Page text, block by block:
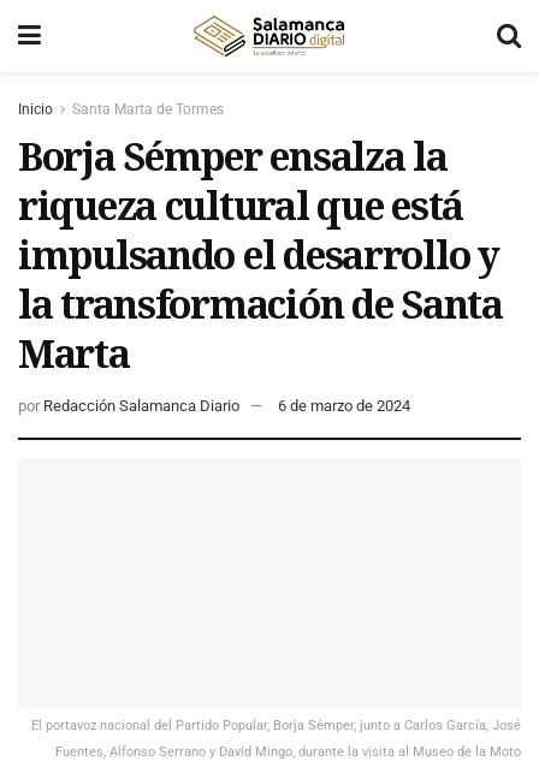
Inicio Santa Marta de Tormes
Borja Sémper ensalza la
riqueza cultural que está
impulsando el desarrollo y
la transformación de Santa
Marta
por Redacción Salamanca Diario 6 de marzo de 2024
El portavoz nacional del Partido Popular, Borja Sémper, junto a Carlos García, José
Fuentes, Alfonso Serrano y David Mingo, durante la visita al Museo de la Moto